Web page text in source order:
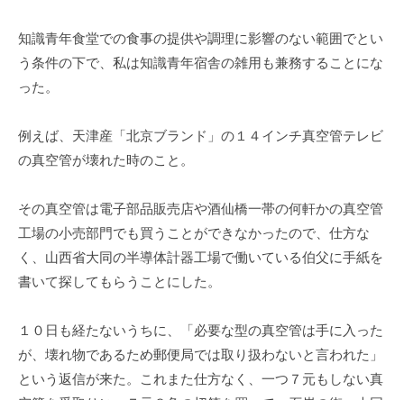
構
u
知識青年食堂での食事の提供や調理に影響のない範囲でとい
う条件の下で、私は知識青年宿舎の雑用も兼務することにな
った。
例えば、天津産「北京ブランド」の１４インチ真空管テレビ
の真空管が壊れた時のこと。
その真空管は電子部品販売店や酒仙橋一帯の何軒かの真空管
工場の小売部門でも買うことができなかったので、仕方な
く、山西省大同の半導体計器工場で働いている伯父に手紙を
書いて探してもらうことにした。
１０日も経たないうちに、「必要な型の真空管は手に入った
が、壊れ物であるため郵便局では取り扱わないと言われた」
という返信が来た。これまた仕方なく、一つ７元もしない真